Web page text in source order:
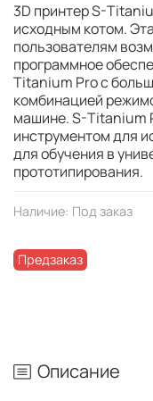
Наличие: Под заказ
Предзаказ
3D принтер S-
исходным котом.
пользователям
программное
Titanium Pro с
комбинацией
машине. S-Titanium
инструментом для
для обучения в
прототипирования.
Описание